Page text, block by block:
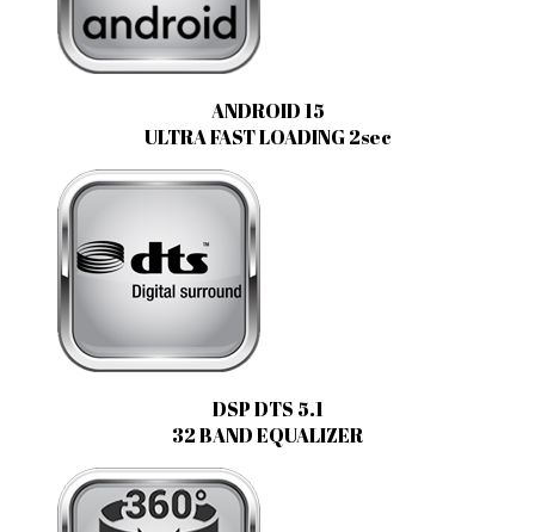
ANDROID 15
ULTRA FAST LOADING 2sec
DSP DTS 5.1
32 BAND EQUALIZER